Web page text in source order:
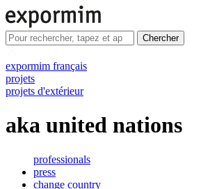
Chercher
expormim français
projets
projets d'extérieur
aka united nations
professionals
press
change country